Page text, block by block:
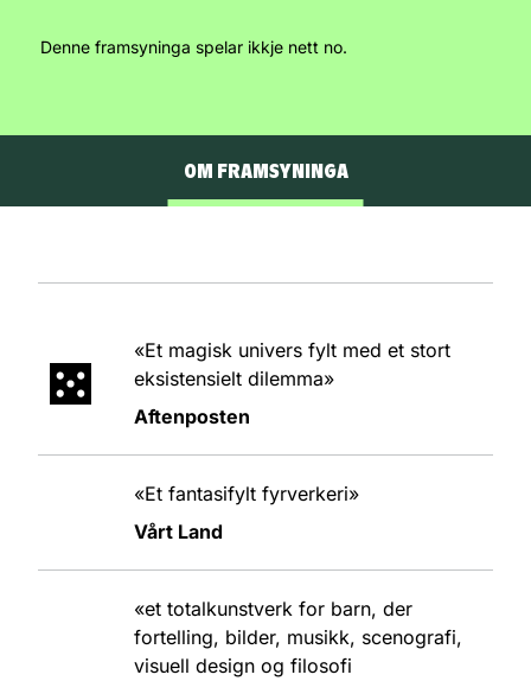
Denne framsyninga spelar ikkje nett no.
OM FRAMSYNINGA
MEDVERKANDE
«Et magisk univers fylt med et stort
eksistensielt dilemma»
Aftenposten
«Et fantasifylt fyrverkeri»
Vårt Land
«et totalkunstverk for barn, der
fortelling, bilder, musikk, scenografi,
visuell design og filosofi